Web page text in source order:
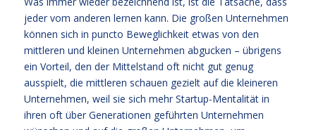
jeder vom anderen lernen kann. Die großen Unternehmen
können sich in puncto Beweglichkeit etwas von den
mittleren und kleinen Unternehmen abgucken – übrigens
ein Vorteil, den der Mittelstand oft nicht gut genug
ausspielt, die mittleren schauen gezielt auf die kleineren
Unternehmen, weil sie sich mehr Startup-Mentalität in
ihren oft über Generationen geführten Unternehmen